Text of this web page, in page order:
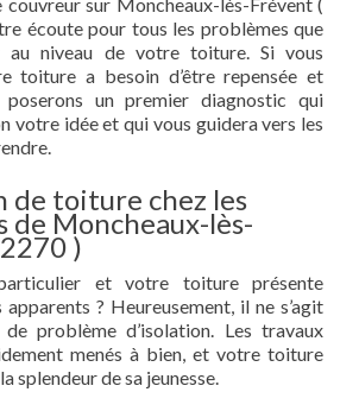
écoute pour tous les problèmes que
au niveau de votre toiture. Si vous
toiture a besoin d’être repensée et
poserons un premier diagnostic qui
votre idée et qui vous guidera vers les
de toiture chez les
de Moncheaux-lès-
)
et votre toiture présente
? Heureusement, il ne s’agit
problème d’isolation. Les travaux
menés à bien, et votre toiture
splendeur de sa jeunesse.